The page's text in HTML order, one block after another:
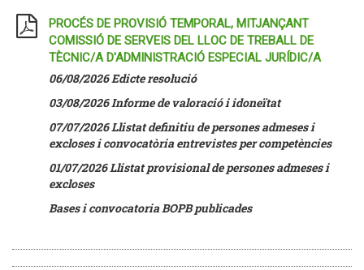
PROCÉS DE PROVISIÓ TEMPORAL, MITJANÇANT
COMISSIÓ DE SERVEIS DEL LLOC DE TREBALL DE
TÈCNIC/A D'ADMINISTRACIÓ ESPECIAL JURÍDIC/A
06/08/2026 Edicte resolució
03/08/2026 Informe de valoració i idoneïtat
07/07/2026Llistat definitiu de persones admeses i
excloses i convocatòria entrevistes per competències
01/07/2026 Llistat provisional de persones admeses i
excloses
Bases i convocatoria BOPB publicades